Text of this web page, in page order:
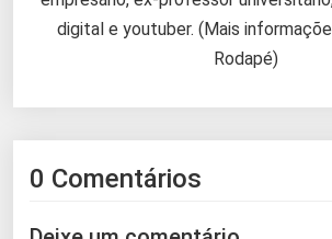
digital e youtuber. (Mais
Rodapé)
0 Comentários